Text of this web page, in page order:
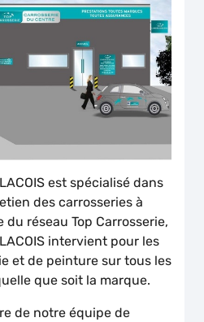
est spécialisé dans
des carrosseries à
du réseau Top Carrosserie,
intervient pour les
et de peinture sur tous les
que soit la marque.
de notre équipe de